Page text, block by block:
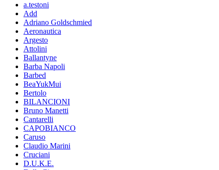
a.testoni
Add
Adriano Goldschmied
Aeronautica
Argesto
Attolini
Ballantyne
Barba Napoli
Barbed
BeaYukMui
Bertolo
BILANCIONI
Bruno Manetti
Cantarelli
CAPOBIANCO
Caruso
Claudio Marini
Cruciani
D.U.K.E.